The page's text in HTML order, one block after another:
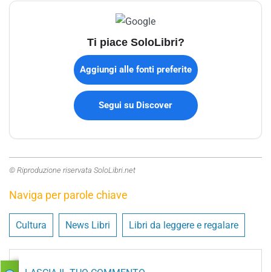
Ti piace SoloLibri?
Aggiungi alle fonti preferite
Segui su Discover
© Riproduzione riservata SoloLibri.net
Naviga per parole chiave
Cultura News Libri Libri da leggere e regalare